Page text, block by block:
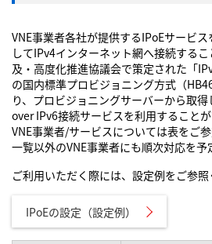
VNE事業者各社が提供するIPoEサービ
してIPv4インターネット網へ接続する
及・高度化推進協議会で策定された「
の国内標準プロビジョニング方式（
り、プロビジョニングサーバーから取
over IPv6接続サービスを利用すること
VNE事業者/サービスについては表をご参
一覧以外のVNE事業者にも順次対応を予
ご利用いただく際には、設定例をご参照
IPoEの設定（設定例）